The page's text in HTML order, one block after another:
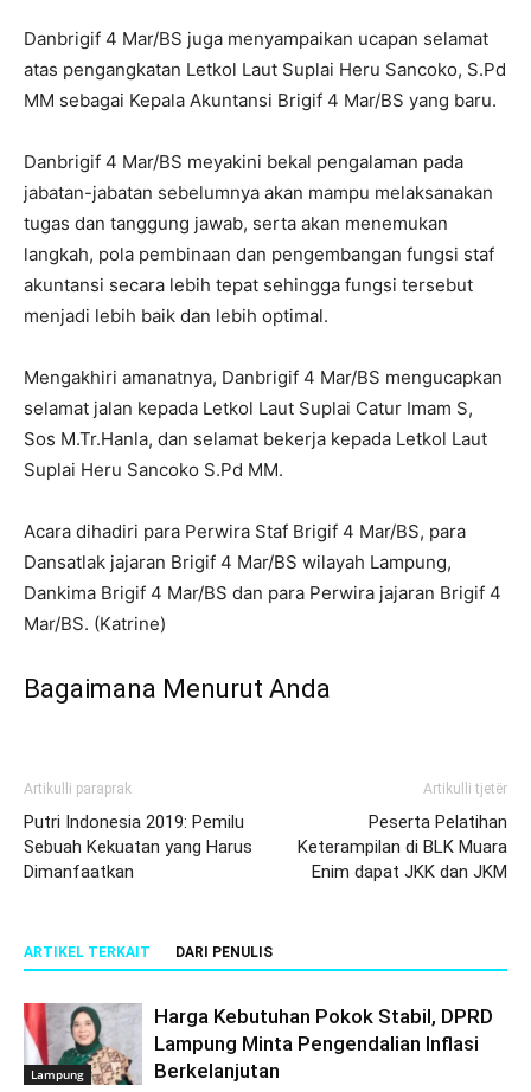
Danbrigif 4 Mar/BS juga menyampaikan ucapan selamat
atas pengangkatan Letkol Laut Suplai Heru Sancoko, S.Pd
MM sebagai Kepala Akuntansi Brigif 4 Mar/BS yang baru.
Danbrigif 4 Mar/BS meyakini bekal pengalaman pada
jabatan-jabatan sebelumnya akan mampu melaksanakan
tugas dan tanggung jawab, serta akan menemukan
langkah, pola pembinaan dan pengembangan fungsi staf
akuntansi secara lebih tepat sehingga fungsi tersebut
menjadi lebih baik dan lebih optimal.
Mengakhiri amanatnya, Danbrigif 4 Mar/BS mengucapkan
selamat jalan kepada Letkol Laut Suplai Catur Imam S,
Sos M.Tr.Hanla, dan selamat bekerja kepada Letkol Laut
Suplai Heru Sancoko S.Pd MM.
Acara dihadiri para Perwira Staf Brigif 4 Mar/BS, para
Dansatlak jajaran Brigif 4 Mar/BS wilayah Lampung,
Dankima Brigif 4 Mar/BS dan para Perwira jajaran Brigif 4
Mar/BS. (Katrine)
Bagaimana Menurut Anda
Artikulli paraprak
Putri Indonesia 2019: Pemilu
Sebuah Kekuatan yang Harus
Dimanfaatkan
Artikulli tjetër
Peserta Pelatihan
Keterampilan di BLK Muara
Enim dapat JKK dan JKM
ARTIKEL TERKAIT DARI PENULIS
Lampung
Harga Kebutuhan Pokok Stabil, DPRD
Lampung Minta Pengendalian Inflasi
Berkelanjutan